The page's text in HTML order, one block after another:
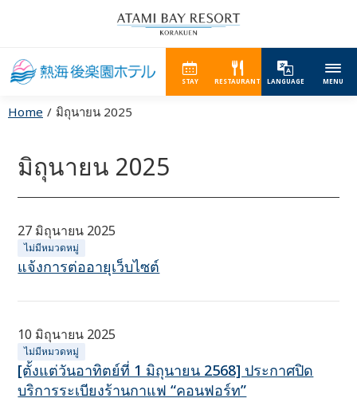
STAY RESTAURANT LANGUAGE MENU
Home มิถุนายน 2025
มิถุนายน 2025
27 มิถุนายน 2025
ไม่มีหมวดหมู่
แจ้งการต่ออายุเว็บไซต์
10 มิถุนายน 2025
ไม่มีหมวดหมู่
[ตั้งแต่วันอาทิตย์ที่ 1 มิถุนายน 2568] ประกาศปิด
บริการระเบียงร้านกาแฟ “คอนฟอร์ท”